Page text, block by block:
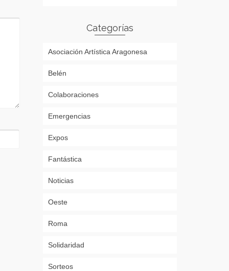
Categorías
Asociación Artística Aragonesa
Belén
Colaboraciones
Emergencias
Expos
Fantástica
Noticias
Oeste
Roma
Solidaridad
Sorteos